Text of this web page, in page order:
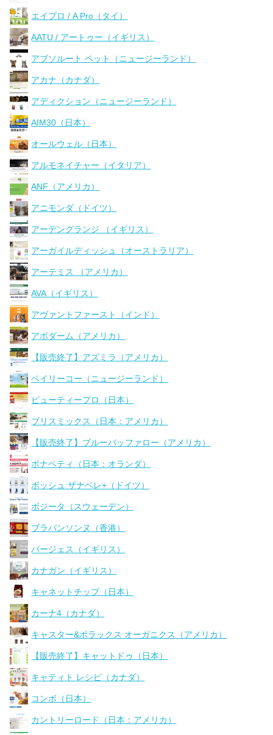
エイプロ / A Pro（タイ）
AATU / アートゥー（イギリス）
アブソルート ペット（ニュージーランド）
アカナ（カナダ）
アディクション（ニュージーランド）
AIM30（日本）
オールウェル（日本）
アルモネイチャー（イタリア）
ANF（アメリカ）
アニモンダ（ドイツ）
アーデングランジ （イギリス）
アーガイルディッシュ（オーストラリア）
アーテミス （アメリカ）
AVA（イギリス）
アヴァントファースト（インド）
アボダーム（アメリカ）
【販売終了】アズミラ（アメリカ）
ベイリーコー（ニュージーランド）
ビューティープロ（日本）
ブリスミックス（日本：アメリカ）
【販売終了】ブルーバッファロー（アメリカ）
ボナペティ（日本：オランダ）
ボッシュ ザナベレ+（ドイツ）
ボジータ（スウェーデン）
ブラバンソンヌ（香港）
バージェス（イギリス）
カナガン（イギリス）
キャネットチップ（日本）
カーナ4（カナダ）
キャスター&ポラックス オーガニクス（アメリカ）
【販売終了】キャットドゥ（日本）
キャティト レシピ（カナダ）
コンボ（日本）
カントリーロード（日本：アメリカ）